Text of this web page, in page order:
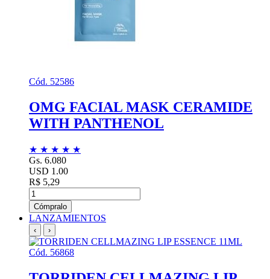
Cód. 52586
OMG FACIAL MASK CERAMIDE
WITH PANTHENOL
★ ★ ★ ★ ★
Gs. 6.080
USD 1.00
R$ 5,29
Cómpralo
LANZAMIENTOS
‹ ›
Cód. 56868